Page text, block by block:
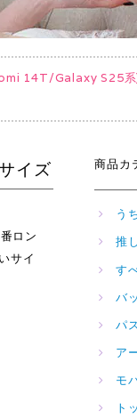
14T/Galaxy S25系)
イズ
ロン
サイ
商品カ
う
推
す
バ
パ
ア
モ
ト